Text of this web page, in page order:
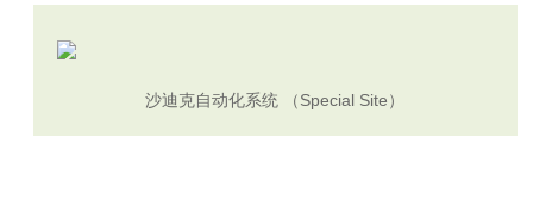
沙迪克自动化系统 （Special Site）